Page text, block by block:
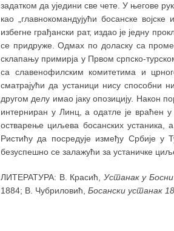
задатком да уједини све чете. У његове
као „главнокомандујући босанске
избегне грађански рат, издао је једну
се придруже. Одмах по доласку са
склапању примирја у Првом српско-
са славенофилским комитетима и
сматрајући да устаници нису способни
другом делу имао јаку опозицију. Након
интерниран у Линц, а одатле је враћен
остварење циљева босанских устаника,
Ристићу да посредује између Србије у
безуспешно се залажући за устаничке
ЛИТЕРАТУРА: В. Красић, Устанак у
1884; В. Чубриловић, Босански устанак